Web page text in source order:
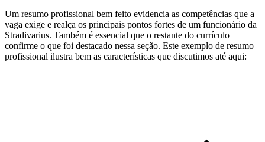
Um resumo profissional bem feito evidencia as competências que a
vaga exige e realça os principais pontos fortes de um funcionário da
Stradivarius. Também é essencial que o restante do currículo
confirme o que foi destacado nessa seção. Este exemplo de resumo
profissional ilustra bem as características que discutimos até aqui: